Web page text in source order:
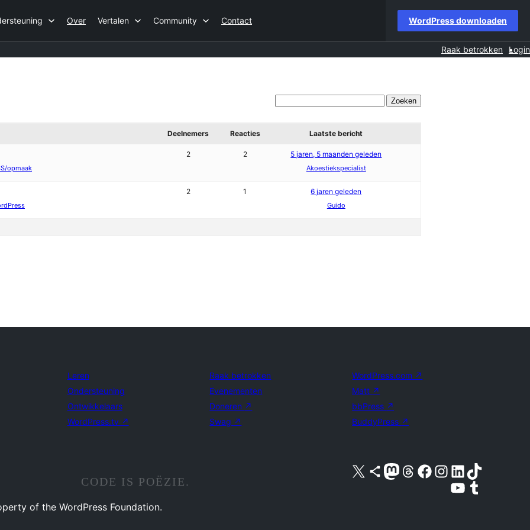
Over Vertalen Community Contact WordPress downloaden
Raak betrokken Login
Deelnemers Reacties Laatste bericht
opmaak
2 2 5 jaren, 5 maanden geleden
Akoestiekspecialist
2 1 6 jaren geleden
Guido
Leren
Ondersteuning
Ontwikkelaars
WordPress.tv ↗
Raak betrokken
Evenementen
Doneren ↗
Swag ↗
WordPress.com ↗
Matt ↗
bbPress ↗
BuddyPress ↗
Bezoek ons X (voorheen Twitter) account
Bezoek ons Bluesky account
Bezoek ons Mastodon account
Bezoek ons Threads account
Onze Facebook pagina bezoeken
Bezoek ons Instagram account
Bezoek ons LinkedIn account
Bezoek ons TikTok account
Bezoek ons YouTube kanaalBezoek ons Tumblr account
CODE IS POËZIE.
of the WordPress Foundation.